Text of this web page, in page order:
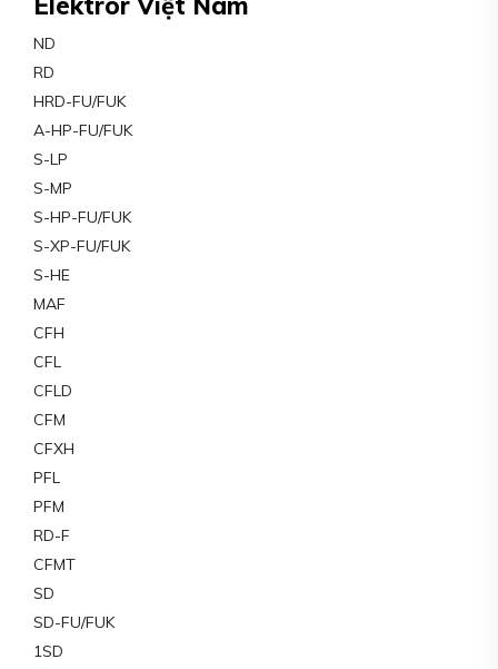
ND
RD
HRD-FU/FUK
A-HP-FU/FUK
S-LP
S-MP
S-HP-FU/FUK
S-XP-FU/FUK
S-HE
MAF
CFH
CFL
CFLD
CFM
CFXH
PFL
PFM
RD-F
CFMT
SD
SD-FU/FUK
1SD